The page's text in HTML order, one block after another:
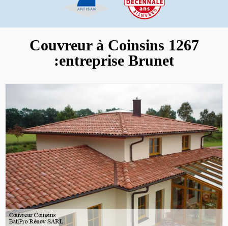
Couvreur à Coinsins 1267
:entreprise Brunet